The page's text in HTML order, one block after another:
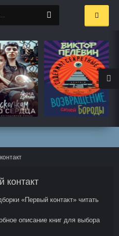
контакт
«Первый контакт» читать
описание книг для выбора